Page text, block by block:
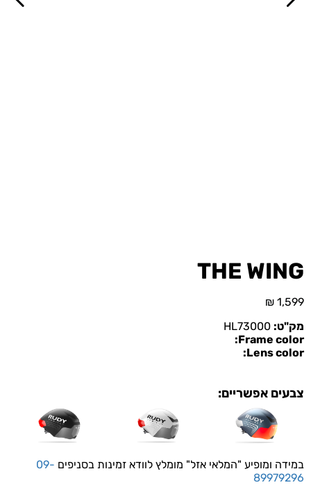
THE WING
₪ 1,599
מק"ט:
Frame color:
Lens color:
צבעים אפשריים:
במידה ומופיע "המלאי אזל" מומלץ לוודא זמינות בסניפים 09-
89979296